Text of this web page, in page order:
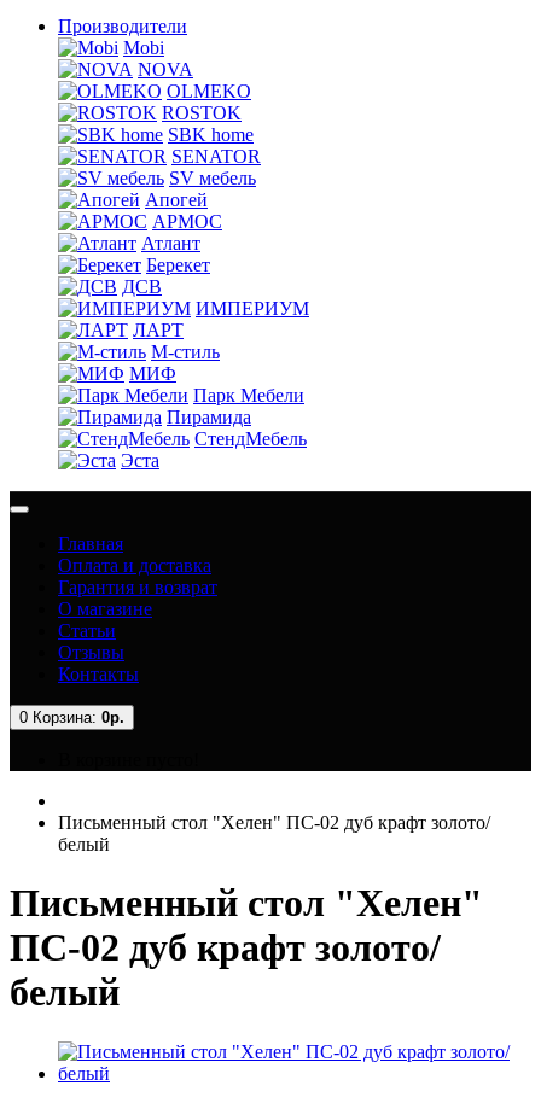
Производители
Mobi
NOVA
OLMEKO
ROSTOK
SBK home
SENATOR
SV мебель
Апогей
АРМОС
Атлант
Берекет
ДСВ
ИМПЕРИУМ
ЛАРТ
М-стиль
МИФ
Парк Мебели
Пирамида
СтендМебель
Эста
Главная
Оплата и доставка
Гарантия и возврат
О магазине
Статьи
Отзывы
Контакты
0 Корзина: 0р.
Письменный стол "Хелен" ПС-02 дуб крафт золото/
белый
Письменный стол "Хелен"
ПС-02 дуб крафт золото/
белый